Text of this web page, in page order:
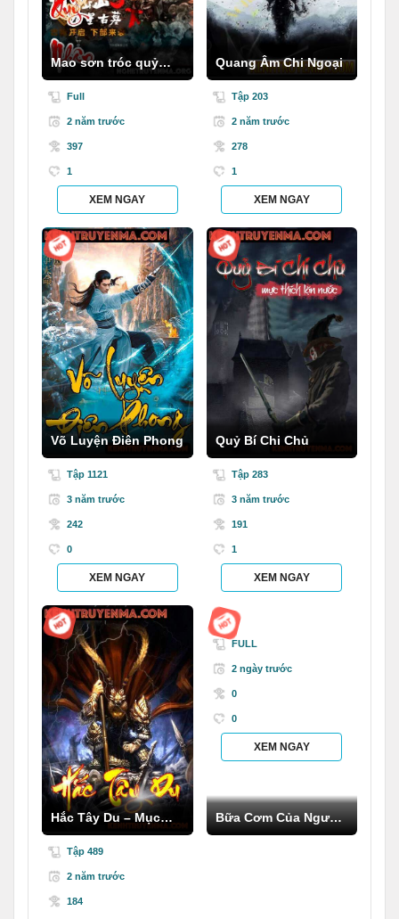
Mao sơn tróc quỷ
nhân
Full
2 năm trước
397
1
XEM NGAY
Quang Âm Chi Ngoại
Tập 203
2 năm trước
278
1
XEM NGAY
Võ Luyện Điên Phong
Tập 1121
3 năm trước
242
0
XEM NGAY
Quỷ Bí Chi Chủ
Tập 283
3 năm trước
191
1
XEM NGAY
Hắc Tây Du – Mục
Thần Ký
Tập 489
2 năm trước
184
Bữa Cơm Của Người
FULL
2 ngày trước
0
0
XEM NGAY